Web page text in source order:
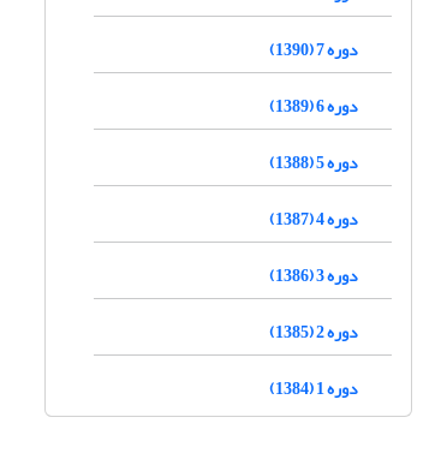
دوره 7 (1390)
دوره 6 (1389)
دوره 5 (1388)
دوره 4 (1387)
دوره 3 (1386)
دوره 2 (1385)
دوره 1 (1384)